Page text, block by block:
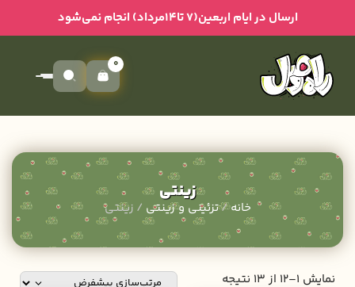
ارسال در ایام اربعین(۷ تا۱۴مرداد) انجام نمی‌شود
0
زینتی
خانه/تزئینی و زینتی / زینتی
نمایش 1–12 از 13 نتیجه